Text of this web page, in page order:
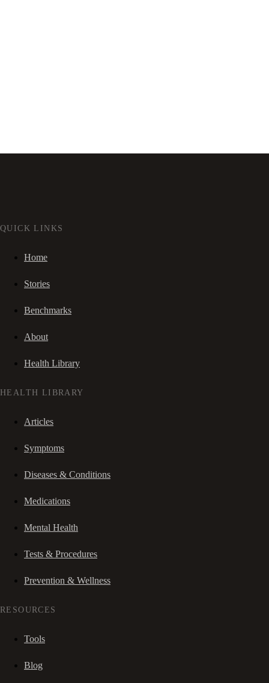
QUICK LINKS
Home
Stories
Benchmarks
About
Health Library
HEALTH LIBRARY
Articles
Symptoms
Diseases & Conditions
Medications
Mental Health
Tests & Procedures
Prevention & Wellness
RESOURCES
Tools
Blog